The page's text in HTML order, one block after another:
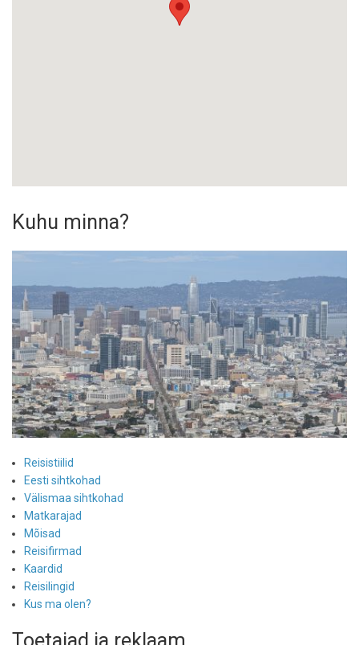
Kuhu minna?
Reisistiilid
Eesti sihtkohad
Välismaa sihtkohad
Matkarajad
Mõisad
Reisifirmad
Kaardid
Reisilingid
Kus ma olen?